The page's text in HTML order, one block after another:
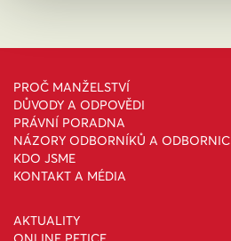
PROČ MANŽELSTVÍ
DŮVODY A ODPOVĚDI
PRÁVNÍ PORADNA
NÁZORY ODBORNÍKŮ A ODBORNIC
KDO JSME
KONTAKT A MÉDIA
AKTUALITY